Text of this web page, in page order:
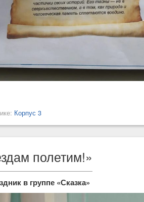
Корпус 3
полетим!»
в группе «Сказка»